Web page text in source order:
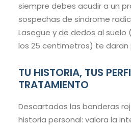
siempre debes acudir a un
sospechas de sindrome
Lasegue y de dedos al suelo
los 25 centimetros) te daran
TU HISTORIA, TUS
TRATAMIENTO
Descartadas las banderas
historia personal: valora la